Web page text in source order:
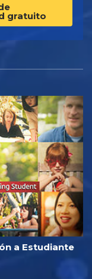
gratuito
a Estudiante